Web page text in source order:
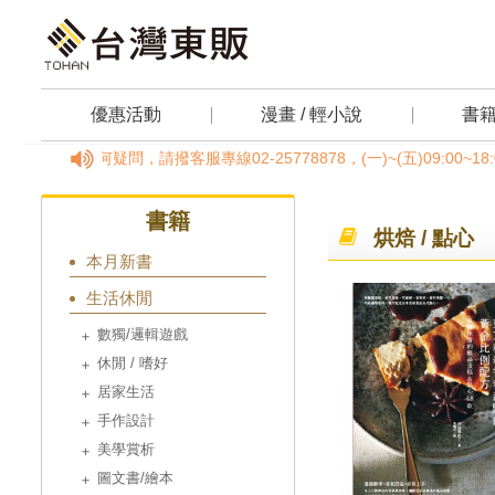
優惠活動 漫畫 / 輕小說 書
任何疑問，請撥客服專線02-25778878，(一)~(五)09:00~18:00，國
書籍
本月新書
生活休閒
數獨/邏輯遊戲
休閒 / 嗜好
居家生活
手作設計
美學賞析
圖文書/繪本
烘焙 / 點心